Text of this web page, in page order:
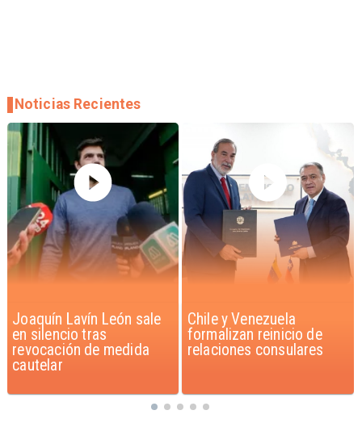
Chile y Venezuela
formalizan reinicio de
relaciones consulares
Feriantes rechazan
dichos de Camila Flores
sobre Fabiola Campillai
Noticias Recientes